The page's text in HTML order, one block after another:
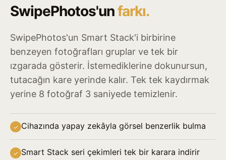
SwipePhotos'unfarkı.
SwipePhotos'un Smart Stack'i birbirine
benzeyen fotoğrafları gruplar ve tek bir
ızgarada gösterir. İstemediklerine dokunursun,
tutacağın kare yerinde kalır. Tek tek kaydırmak
yerine 8 fotoğraf 3 saniyede temizlenir.
✓ Cihazında yapay zekâyla görsel benzerlik bulma
✓ Smart Stack seri çekimleri tek bir karara indirir